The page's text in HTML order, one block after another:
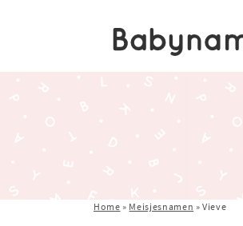
Home » Meisjesnamen »Vieve